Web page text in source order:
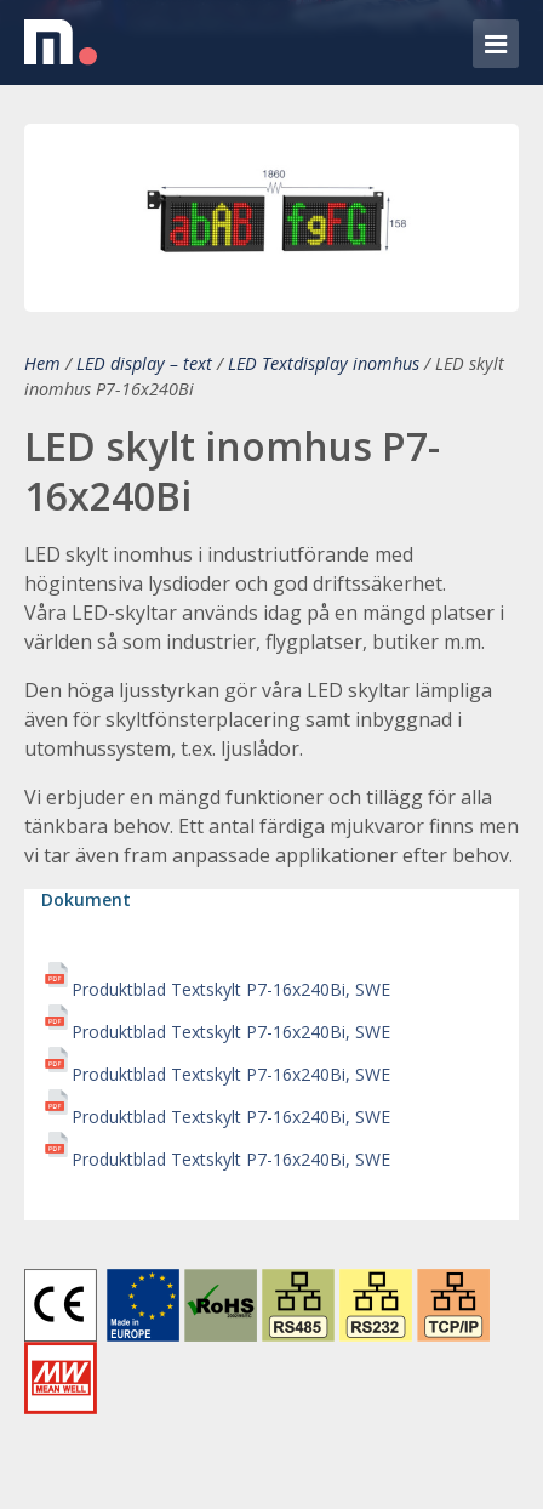
Hem /LED display – text/LED Textdisplay inomhus/LED skylt
inomhus P7-16x240Bi
LED skylt inomhus P7-
16x240Bi
LED skylt inomhus i industriutförande med
högintensiva lysdioder och god driftssäkerhet.
Våra LED-skyltar används idag på en mängd platser i
världen så som industrier, flygplatser, butiker m.m.
Den höga ljusstyrkan gör våra LED skyltar lämpliga
även för skyltfönsterplacering samt inbyggnad i
utomhussystem, t.ex. ljuslådor.
Vi erbjuder en mängd funktioner och tillägg för alla
tänkbara behov. Ett antal färdiga mjukvaror finns men
vi tar även fram anpassade applikationer efter behov.
Dokument
Produktblad Textskylt P7-16x240Bi, SWE
Produktblad Textskylt P7-16x240Bi, SWE
Produktblad Textskylt P7-16x240Bi, SWE
Produktblad Textskylt P7-16x240Bi, SWE
Produktblad Textskylt P7-16x240Bi, SWE